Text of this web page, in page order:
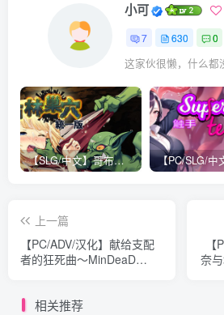
小可
7 630 0
这家伙很懒，什么都
【SLG/中文】哥布林巢穴：究极统一 V220322 STEAM官方中文版【3.3G】
上一篇
【PC/ADV/汉化】献给支配
者的狂死曲～MinDeaD
奈
相关推荐